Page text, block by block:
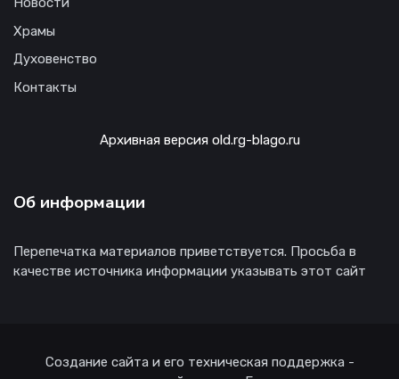
Храмы
Духовенство
Контакты
Архивная версия old.rg-blago.ru
Об информации
Перепечатка материалов приветствуется. Просьба в
качестве источника информации указывать этот сайт
Создание сайта и его техническая поддержка -